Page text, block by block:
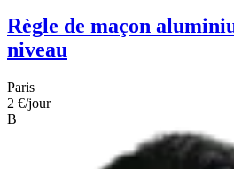
Règle de maçon
niveau
Paris
2 €/jour
B